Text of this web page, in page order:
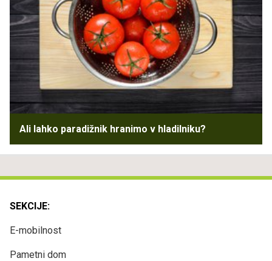
Ali lahko paradižnik hranimo v hladilniku?
SEKCIJE:
E-mobilnost
Pametni dom